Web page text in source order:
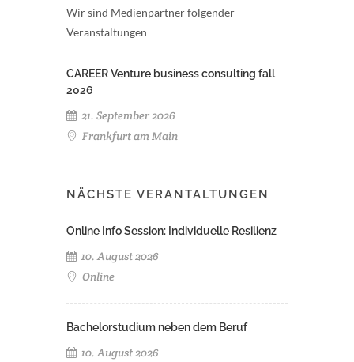
Wir sind Medienpartner folgender
Veranstaltungen
CAREER Venture business consulting fall
2026
21. September 2026
Frankfurt am Main
NÄCHSTE VERANTALTUNGEN
Online Info Session: Individuelle Resilienz
10. August 2026
Online
Bachelorstudium neben dem Beruf
10. August 2026